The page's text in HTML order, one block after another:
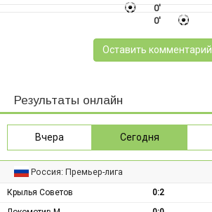
0'
0'
Оставить комментарий
Результаты онлайн
Вчера Сегодня
Россия: Премьер-лига
Крылья Советов 0:2